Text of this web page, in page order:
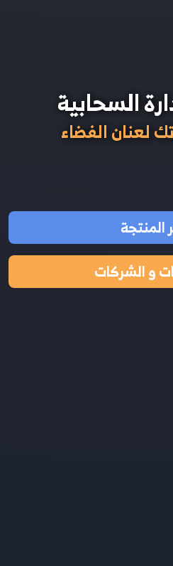
السحابية
لعنان الفضاء
المنتجة
و الشركات